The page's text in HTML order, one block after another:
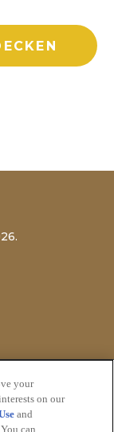
your
on our
and
can